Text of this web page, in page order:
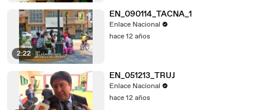
2:22
EN_090114_TACNA_1
Enlace Nacional
hace 12 años
EN_051213_TRUJ
Enlace Nacional
hace 12 años